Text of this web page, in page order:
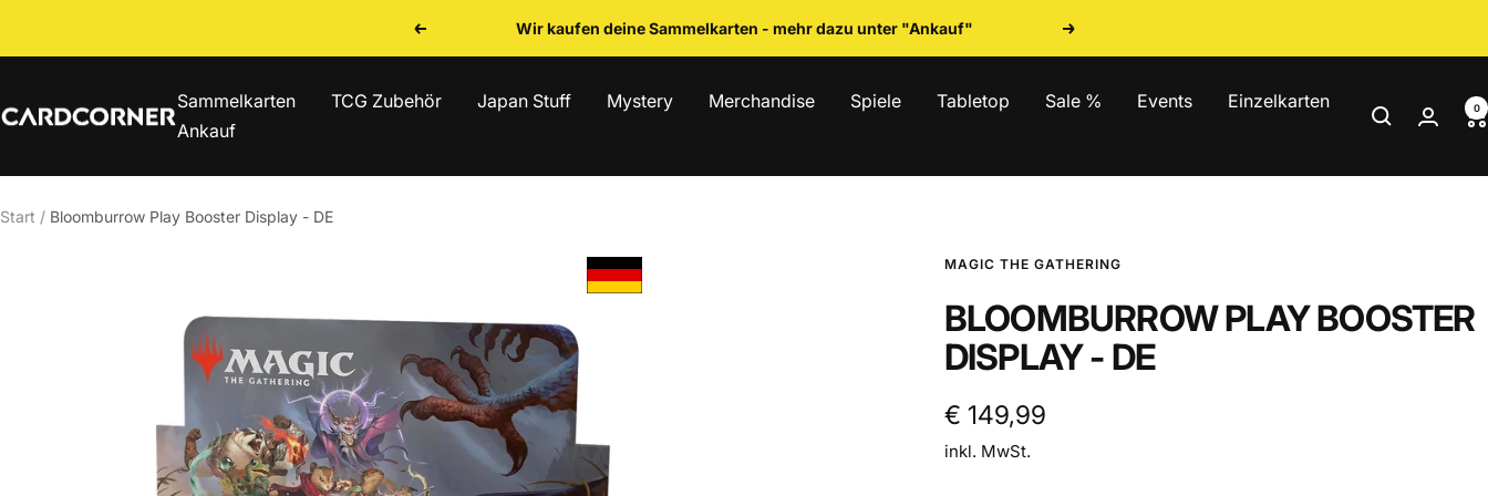
Zurück Wir kaufen deine Sammelkarten - mehr dazu unter "Ankauf" Weiter
Sammelkarten TCG Zubehör Japan Stuff Mystery Merchandise Spiele Tabletop Sale % Events
Einzelkarten
Ankauf
CARDCORNER 0
Start Bloomburrow Play Booster Display - DE
MAGIC THE GATHERING
BLOOMBURROW PLAY BOOSTER
DISPLAY - DE
Angebotspreis
€ 149,99
inkl. MwSt.